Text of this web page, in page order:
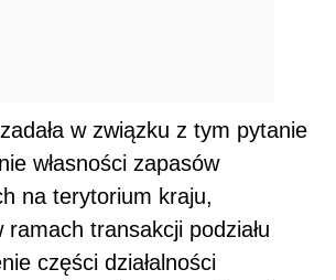
w związku z tym pytanie
własności zapasów
na terytorium kraju,
transakcji podziału
części działalności